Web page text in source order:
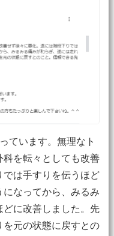
ています。無理なト
科を転々としても改善
は手すりを伝うほど
なってから、みるみ
どに改善しました。先
元の状態に戻すとの